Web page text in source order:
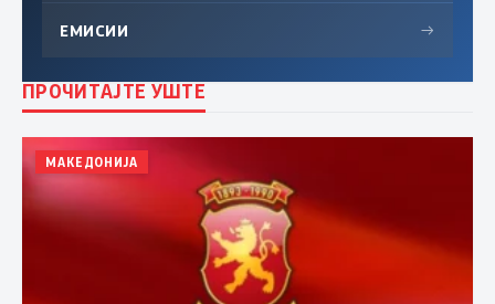
ЕМИСИИ →
ПРОЧИТАЈТЕ УШТЕ
МАКЕДОНИЈА